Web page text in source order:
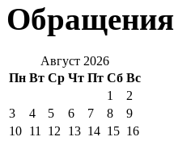
Обращения
Август 2026
Пн Вт Ср Чт Пт Сб Вс
1
2
3
4 5 6 7 8
9
10 11 12 13 14 15 16